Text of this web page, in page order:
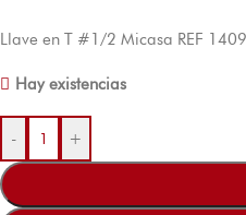
Llave en T #1/2 Micasa REF
Hay existencias
- +